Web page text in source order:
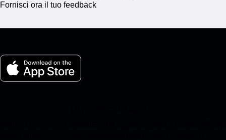
Fornisci ora il tuo feedback